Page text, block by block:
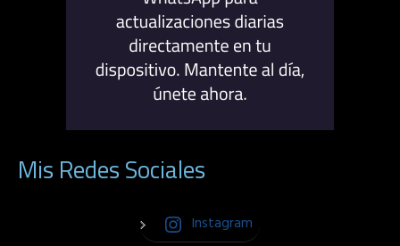
Mis Redes Sociales
Instagram